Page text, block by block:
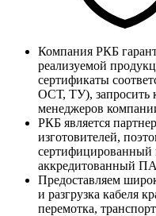
Компания РКБ
реализуемой
сертификаты
ОСТ, ТУ), запросить
менеджеров
РКБ является
изготовителей,
сертифицированный
аккредитованный
Предоставляем
и разгрузка кабеля
перемотка,